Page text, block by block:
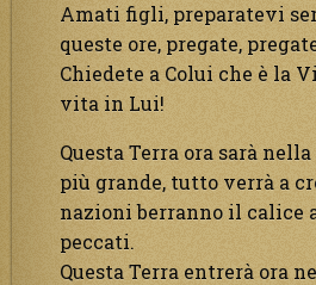
Amati figli, preparatevi
queste ore, pregate,
Chiedete a Colui che è la
vita in Lui!
Questa Terra ora sarà
più grande, tutto verrà a
nazioni berranno il calice
peccati.
Questa Terra entrerà ora